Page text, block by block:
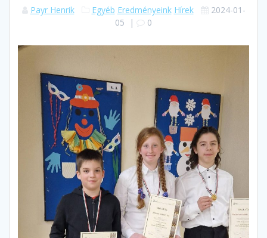
Payr Henrik Egyéb Eredményeink Hírek
2024-01-
05 | 0